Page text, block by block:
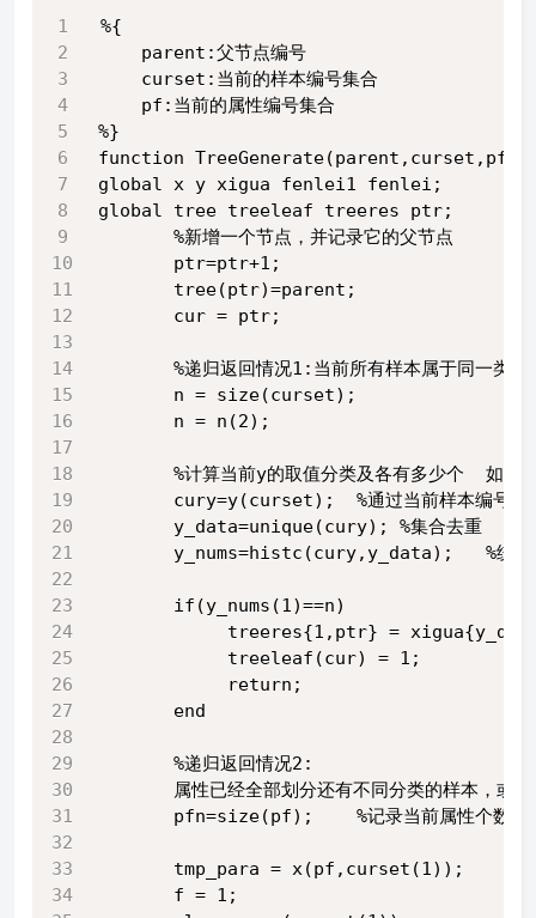
%{
    parent:父节点编号
    curset:当前的样本编号集合
    pf:当前的属性编号集合
%}
function
global x y xigua fenlei1 fenlei;
global tree treeleaf treeres ptr;
       %新增一个节点，并记录它的父节点
       ptr=ptr+1;
       tree(ptr)=parent;
       cur = ptr;
       %递归返回情况1:当前所有样本属于同一类
       n = size(curset);
       n = n(2);
%计算当前y的取值分类及各有多少个  如果
cury=y(curset);  %通过当前样本编号从
       y_data=unique(cury); %集合去重
y_nums=histc(cury,y_data);   %统计
       if(y_nums(1)==n)
treeres{1,ptr} =
            treeleaf(cur) = 1;
            return;
       end
       %递归返回情况2:
属性已经全部划分还有不同分类的样本，或
       pfn=size(pf);    %记录当前属性个数
       tmp_para = x(pf,curset(1));
       f = 1;